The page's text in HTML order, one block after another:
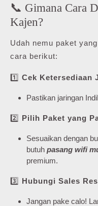
📞 Gimana Cara
Kajen?
Udah nemu paket
cara berikut:
1️⃣ Cek Ketersediaan
Pastikan jaringan
2️⃣ Pilih Paket yang
Sesuaikan dengan
butuh pasang wifi
premium.
3️⃣ Hubungi Sales
Jangan pake calo!